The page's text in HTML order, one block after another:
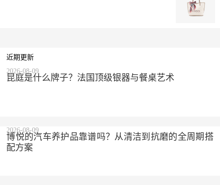
近期更新
昆庭是什么牌子？法国顶级银器与餐桌艺术
2026-08-09
博悦的汽车养护品靠谱吗？从清洁到抗磨的全周期搭
配方案
2026-08-09